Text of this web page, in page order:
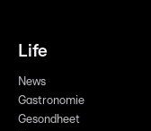
Life
News
Gastronomie
Gesondheet